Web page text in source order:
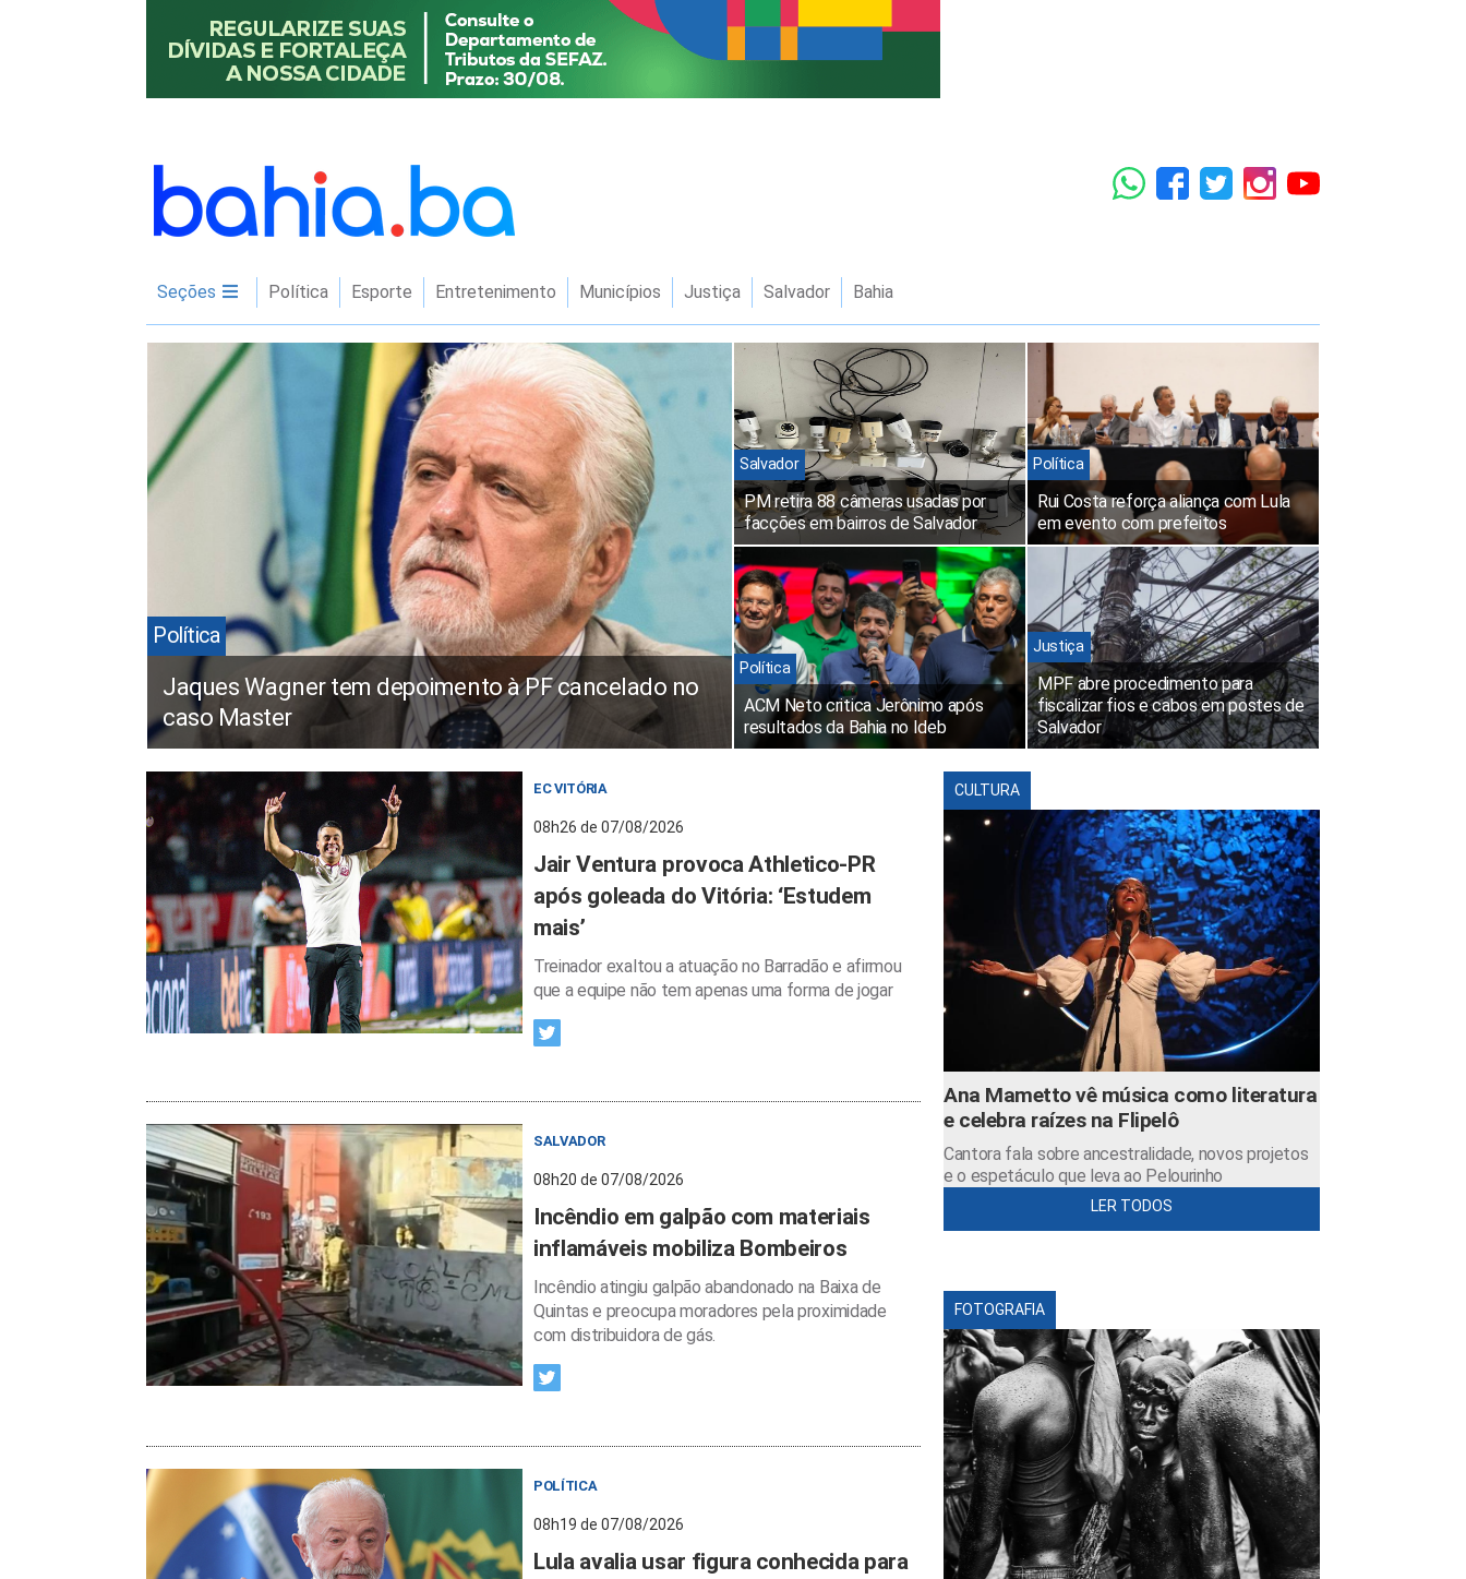
Seções Política Esporte Entretenimento Municípios Justiça Salvador Bahia
Política
Jaques Wagner tem depoimento à PF cancelado no
caso Master
Salvador
PM retira 88 câmeras usadas por
facções em bairros de Salvador
Política
ACM Neto critica Jerônimo após
resultados da Bahia no Ideb
Política
Rui Costa reforça aliança com Lula
em evento com prefeitos
Justiça
MPF abre procedimento para
fiscalizar fios e cabos em postes de
Salvador
CULTURA
Ana Mametto vê música como literatura
e celebra raízes na Flipelô
Cantora fala sobre ancestralidade, novos projetos
e o espetáculo que leva ao Pelourinho
LER TODOS
FOTOGRAFIA
EC VITÓRIA
08h26 de 07/08/2026
Jair Ventura provoca Athletico-PR
após goleada do Vitória: ‘Estudem
mais’
Treinador exaltou a atuação no Barradão e afirmou
que a equipe não tem apenas uma forma de jogar
SALVADOR
08h20 de 07/08/2026
Incêndio em galpão com materiais
inflamáveis mobiliza Bombeiros
Incêndio atingiu galpão abandonado na Baixa de
Quintas e preocupa moradores pela proximidade
com distribuidora de gás.
POLÍTICA
08h19 de 07/08/2026
Lula avalia usar figura conhecida para